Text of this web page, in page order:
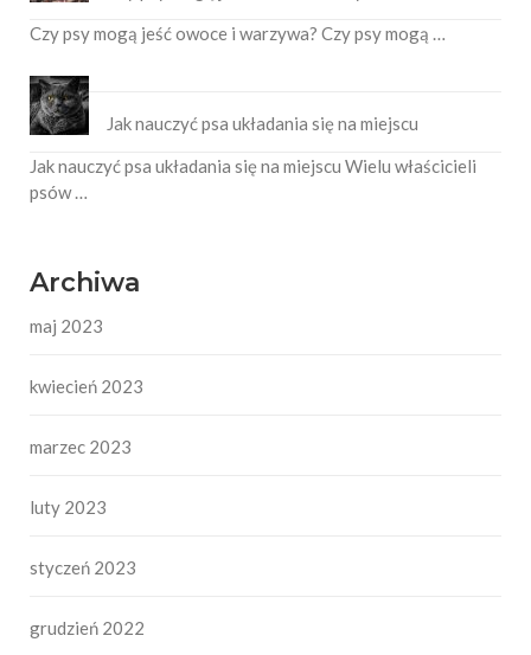
Czy psy mogą jeść owoce i warzywa? Czy psy mogą …
Jak nauczyć psa układania się na miejscu
Jak nauczyć psa układania się na miejscu Wielu właścicieli
psów …
Archiwa
maj 2023
kwiecień 2023
marzec 2023
luty 2023
styczeń 2023
grudzień 2022